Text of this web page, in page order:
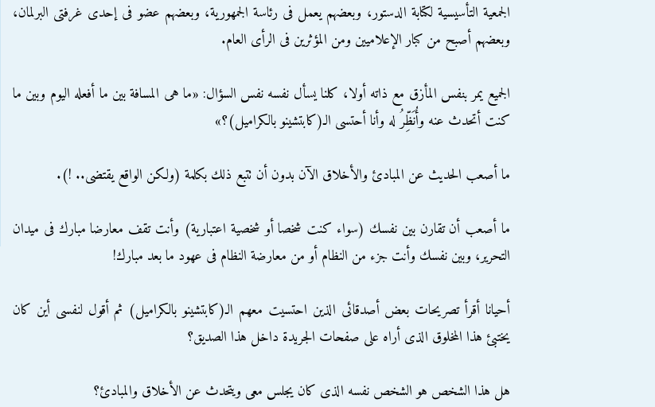
الجمعية التأسيسية لكتابة الدستور، وبعضهم يعمل فى رئاسة الجمهورية، وبعضهم عضو فى إحدى غرفتى البرلمان،
وبعضهم أصبح من كبار الإعلاميين ومن المؤثرين فى الرأى العام.
الجميع يمر بنفس المأزق مع ذاته أولا، كلنا يسأل نفسه نفس السؤال: «ما هى المسافة بين ما أفعله اليوم وبين ما
كنت أتحدث عنه وأُنَظِّرُ له وأنا أحتسى الـ(كابتشينو بالكراميل)؟»
ما أصعب الحديث عن المبادئ والأخلاق الآن بدون أن تتبع ذلك بكلمة (ولكن الواقع يقتضى.. !).
ما أصعب أن تقارن بين نفسك (سواء كنت شخصا أو شخصية اعتبارية) وأنت تقف معارضا مبارك فى ميدان
التحرير، وبين نفسك وأنت جزء من النظام أو من معارضة النظام فى عهود ما بعد مبارك!
أحيانا أقرأ تصريحات بعض أصدقائى الذين احتسيت معهم الـ(كابتشينو بالكراميل) ثم أقول لنفسى أين كان
يختبئ هذا المخلوق الذى أراه على صفحات الجريدة داخل هذا الصديق؟
هل هذا الشخص هو الشخص نفسه الذى كان يجلس معى ويتحدث عن الأخلاق والمبادئ؟